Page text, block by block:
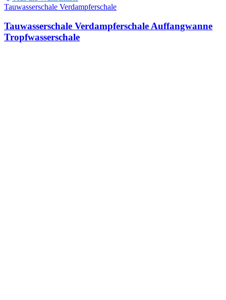
Tauwasserschale Verdampferschale
Tauwasserschale Verdampferschale Auffangwanne
Tropfwasserschale